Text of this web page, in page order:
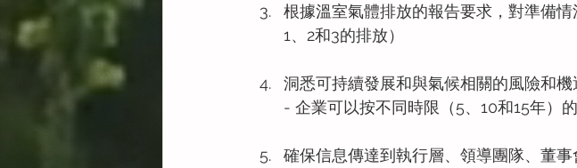
根據溫室氣體排放的報告要求，對準備
1、2和3的排放）
洞悉可持續發展和與氣候相關的風險和機
- 企業可以按不同時限（5、10和15年）
確保信息傳達到執行層、領導團隊、董事